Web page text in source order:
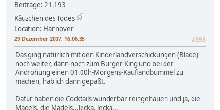
Beiträge: 21.193
Käuzchen des Todes
Location: Hannover
29 Dezember 2007, 16:06:35 #393
Das ging natürlich mit den Kinderlandverschickungen (Blade)
noch weiter, dann noch zum Burger King und bei der
Androhung einen 01.00h-Morgens-Kauflandbummel zu
machen, hab ich dann gepaßt.
Dafür haben die Cocktails wunderbar reingehauen und ja, die
Mädels, die Mädels...lecka, lecka...